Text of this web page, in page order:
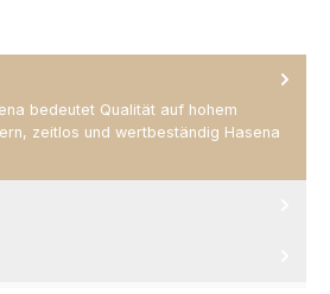
bedeutet Qualität auf hohem
zeitlos und wertbeständig Hasena